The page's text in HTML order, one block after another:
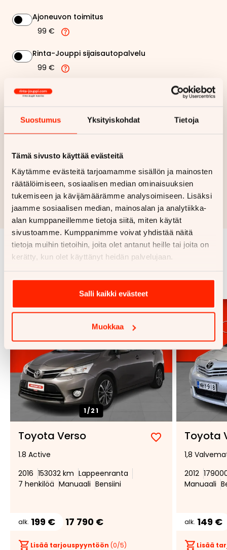
Suostumus Yksityiskohdat Tietoja
Tämä sivusto käyttää evästeitä
Käytämme evästeitä tarjoamamme sisällön ja mainosten
räätälöimiseen, sosiaalisen median ominaisuuksien
tukemiseen ja kävijämäärämme analysoimiseen. Lisäksi
jaamme sosiaalisen median, mainosalan ja analytiikka-
alan kumppaneillemme tietoja siitä, miten käytät
sivustoamme. Kumppanimme voivat yhdistää näitä
tietoja muihin tietoihin, joita olet antanut heille tai joita on
kerätty, kun olet käyttänyt heidän palvelujaan.
Salli kaikki evästeet
Muokkaa
Ajoneuvon toimitus
99 €
Rinta-Jouppi sijaisautopalvelu
99 €
Näytähintaerittely
Haluan myös tarjouksen vakuutuksesta
Hae rahoitustarjous
Rahoituslaskelma on suuntaa antava ja edellyttää hyväksytyn
luottopäätöksen ja kaskovakuutuksen.
Samankaltaisia ajoneuvoja
Katso kaikki
1/21
Toyota Verso
Lisää
suosikiksi
Poista
suosikeista
1.8 Active
2016 153032 km Lappeenranta
7 henkilöä Manuaali Bensiini
alk. 199 € 17 790 €
Lisää tarjouspyyntöön (0/5)
Toyota
1,8
2012
Manuaali
alk. 149 €
Lisää